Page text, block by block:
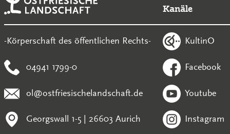
-Körperschaft des öffentlichen Rechts-
04941 1799-0
ol@ostfriesischelandschaft.de
Georgswall 1-5 | 26603 Aurich
Kanäle
KultinO
Facebook
Youtube
Instagram